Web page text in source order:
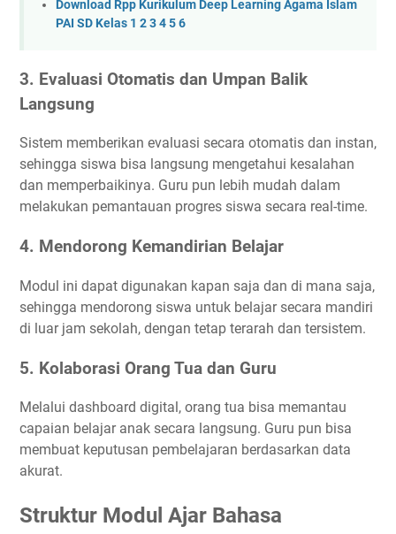
Download Rpp Kurikulum Deep Learning Agama Islam
PAI SD Kelas 1 2 3 4 5 6
3. Evaluasi Otomatis dan Umpan Balik
Langsung
Sistem memberikan evaluasi secara otomatis dan instan,
sehingga siswa bisa langsung mengetahui kesalahan
dan memperbaikinya. Guru pun lebih mudah dalam
melakukan pemantauan progres siswa secara real-time.
4. Mendorong Kemandirian Belajar
Modul ini dapat digunakan kapan saja dan di mana saja,
sehingga mendorong siswa untuk belajar secara mandiri
di luar jam sekolah, dengan tetap terarah dan tersistem.
5. Kolaborasi Orang Tua dan Guru
Melalui dashboard digital, orang tua bisa memantau
capaian belajar anak secara langsung. Guru pun bisa
membuat keputusan pembelajaran berdasarkan data
akurat.
Struktur Modul Ajar Bahasa